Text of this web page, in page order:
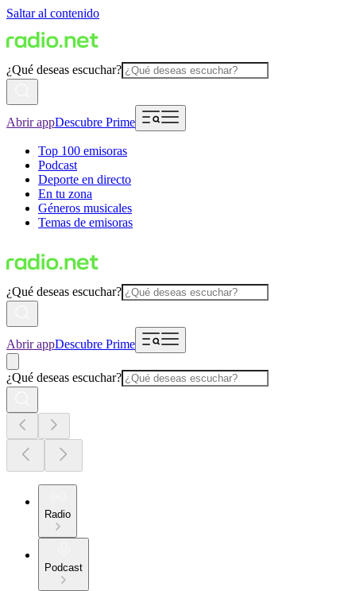
Saltar al contenido
¿Qué deseas escuchar?
Abrir appDescubre Prime
Top 100 emisoras
Podcast
Deporte en directo
En tu zona
Géneros musicales
Temas de emisoras
¿Qué deseas escuchar?
Abrir appDescubre Prime
¿Qué deseas escuchar?
Radio
Podcast